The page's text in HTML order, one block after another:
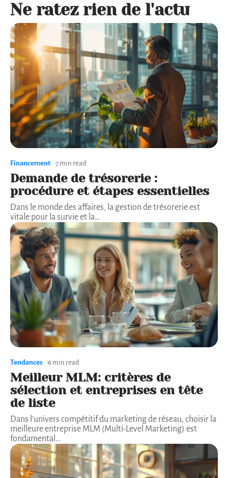
Ne ratez rien de l'actu
Financement 7 min read
Demande de trésorerie :
procédure et étapes essentielles
Dans le monde des affaires, la gestion de trésorerie est
vitale pour la survie et la…
Tendances 6 min read
Meilleur MLM: critères de
sélection et entreprises en tête
de liste
Dans l'univers compétitif du marketing de réseau, choisir la
meilleure entreprise MLM (Multi-Level Marketing) est
fondamental …